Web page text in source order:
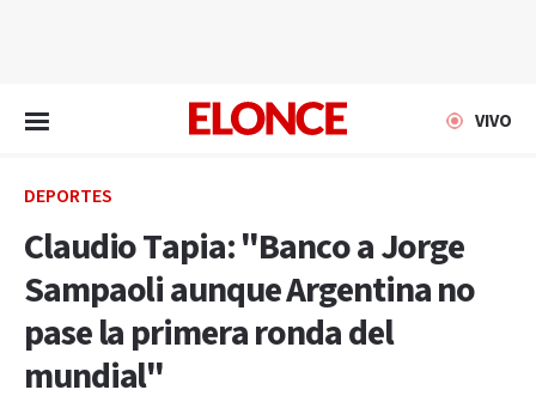
VIVO
DEPORTES
Claudio Tapia: "Banco a Jorge
Sampaoli aunque Argentina no
pase la primera ronda del
mundial"